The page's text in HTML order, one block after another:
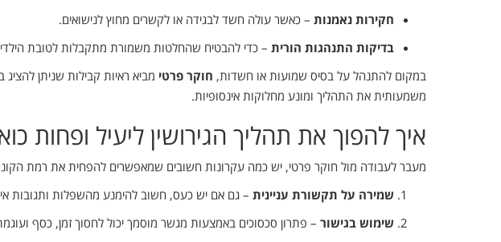
חקירות נאמנות– כאשר עולה חשד לבגידה או לקשרים מחוץ לנישואים.
בדיקות התנהגות הורית– כדי להבטיח שהחלטות משמורת מתקבלות לטובת
במקום להתנהל על בסיס שמועות או חשדות, חוקר פרטי מביא ראיות קבילות שניתן
משמעותית את התהליך ומונע מחלוקות אינסופיות.
איך להפוך את תהליך הגירושין ליעיל ופחות
מעבר לעבודה מול חוקר פרטי, יש כמה עקרונות חשובים שמאפשרים להפחית את רמת
שמירה על תקשורת עניינית– גם אם יש כעס, חשוב להימנע מהשפלות ותגובות
שימוש בגישור– פתרון סכסוכים באמצעות מגשר מוסמך יכול לחסוך זמן, כסף